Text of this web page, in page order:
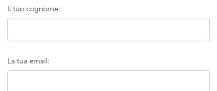
Il tuo cognome:
La tua email: